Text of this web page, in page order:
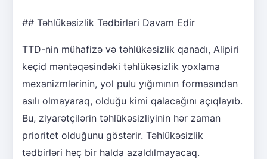
## Təhlükəsizlik Tədbirləri Davam Edir
TTD-nin mühafizə və təhlükəsizlik qanadı, Alipiri
keçid məntəqəsindəki təhlükəsizlik yoxlama
mexanizmlərinin, yol pulu yığımının formasından
asılı olmayaraq, olduğu kimi qalacağını açıqlayıb.
Bu, ziyarətçilərin təhlükəsizliyinin hər zaman
prioritet olduğunu göstərir. Təhlükəsizlik
tədbirləri heç bir halda azaldılmayacaq.